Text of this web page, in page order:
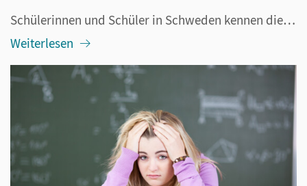
Schülerinnen und Schüler in Schweden kennen die Unterrichtsmethode „Grej of the day“, abgekürzt GOTD, denn sie ist im ganzen Land verbreitet. Inzwischen wird dieses Konzept auch in vielen anderen Ländern wie Norwegen, Dänemark, den Niederlanden, Frankreich, Belgien, Australien und Neuseeland erfolgr...
Weiterlesen